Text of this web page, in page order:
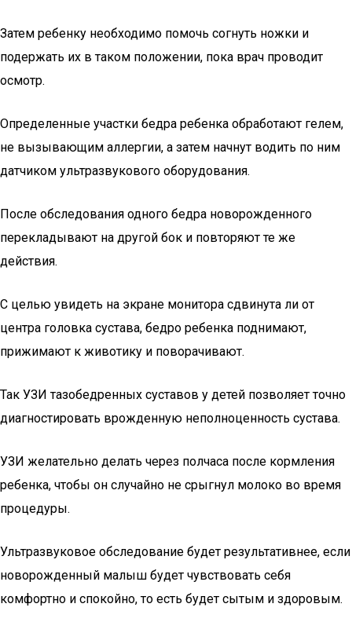
Затем ребенку необходимо помочь согнуть ножки и
подержать их в таком положении, пока врач проводит
осмотр.
Определенные участки бедра ребенка обработают гелем,
не вызывающим аллергии, а затем начнут водить по ним
датчиком ультразвукового оборудования.
После обследования одного бедра новорожденного
перекладывают на другой бок и повторяют те же
действия.
С целью увидеть на экране монитора сдвинута ли от
центра головка сустава, бедро ребенка поднимают,
прижимают к животику и поворачивают.
Так УЗИ тазобедренных суставов у детей позволяет точно
диагностировать врожденную неполноценность сустава.
УЗИ желательно делать через полчаса после кормления
ребенка, чтобы он случайно не срыгнул молоко во время
процедуры.
Ультразвуковое обследование будет результативнее, если
новорожденный малыш будет чувствовать себя
комфортно и спокойно, то есть будет сытым и здоровым.